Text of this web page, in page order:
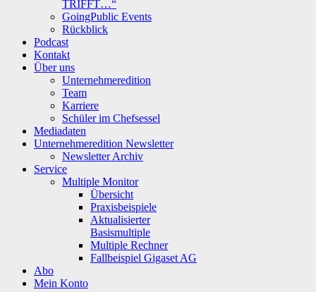
TRIFFT…“
GoingPublic Events
Rückblick
Podcast
Kontakt
Über uns
Unternehmeredition
Team
Karriere
Schüler im Chefsessel
Mediadaten
Unternehmeredition Newsletter
Newsletter Archiv
Service
Multiple Monitor
Übersicht
Praxisbeispiele
Aktualisierter
Basismultiple
Multiple Rechner
Fallbeispiel Gigaset AG
Abo
Mein Konto